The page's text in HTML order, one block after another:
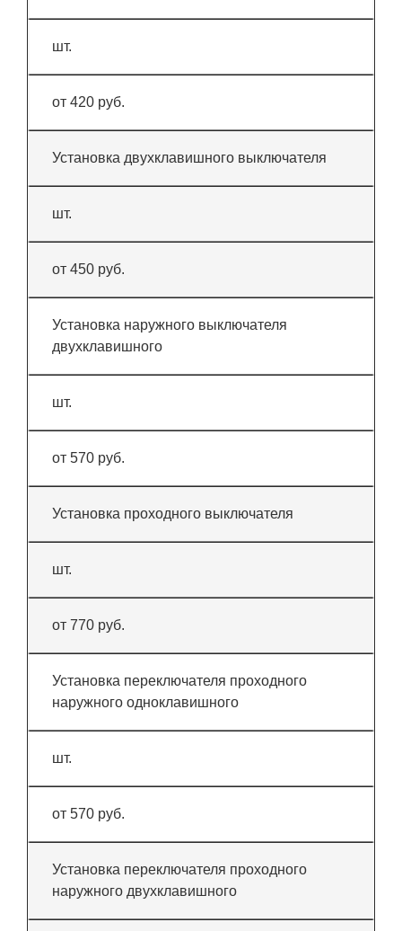
шт.
от 420 руб.
Установка двухклавишного выключателя
шт.
от 450 руб.
Установка наружного выключателя
двухклавишного
шт.
от 570 руб.
Установка проходного выключателя
шт.
от 770 руб.
Установка переключателя проходного
наружного одноклавишного
шт.
от 570 руб.
Установка переключателя проходного
наружного двухклавишного